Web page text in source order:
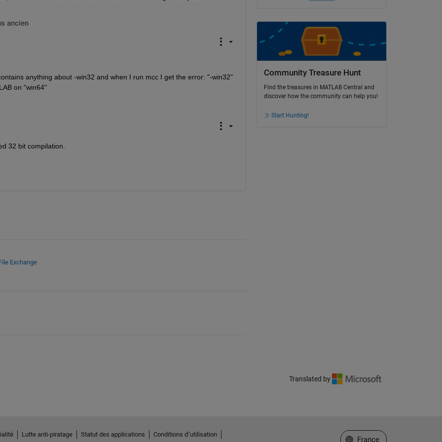
ancien
anything about -win32 and when I run mcc I get the error: "-win32"
on "win64"
32 bit compilation.
Exchange
Community Treasure Hunt
Find the treasures in MATLAB Central and
discover how the community can help you!
Start Hunting!
Translated by
Lutte anti-piratage Statut des applications Conditions d՚utilisation
Sélectionner un site web
France